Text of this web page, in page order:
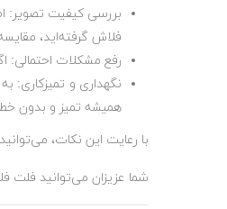
بررسی کیفیت تصویر:
فلاش گرفته‌اید،
رفع مشکلات احتمالی:
نگهداری و تمیزکاری:
همیشه تمیز و بدون
با رعایت این نکات، می‌توانید از فلت فلاش جدید بر روی
شما عزیزان می‌توانید فلت فلاش آیفون 12 اورجینال را از فروشگاه